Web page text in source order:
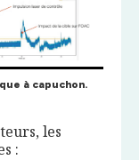
à capuchon.
les
: